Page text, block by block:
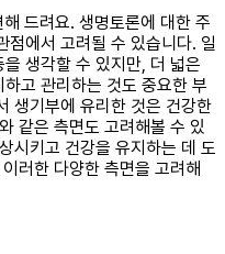
드려요. 생명토론에 대한 주
점에서 고려될 수 있습니다. 일
생각할 수 있지만, 더 넓은
고 관리하는 것도 중요한 부
생기부에 유리한 것은 건강한
같은 측면도 고려해볼 수 있
시키고 건강을 유지하는 데 도
러한 다양한 측면을 고려해